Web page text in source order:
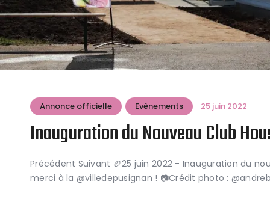
Annonce officielle Evènements 25 juin 2022
Inauguration du Nouveau Club
Précédent Suivant 🏉25 juin 2022 - Inauguration du
merci à la @villedepusignan ! 📷Crédit photo :